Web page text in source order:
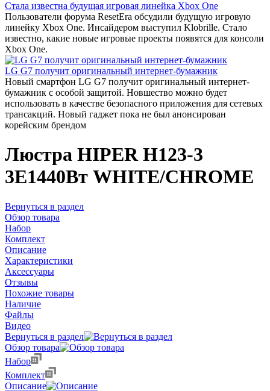
Стала известна будущая игровая линейка Xbox One
Пользователи форума ResetEra обсудили будущую игровую
линейку Xbox One. Инсайдером выступил Klobrille. Стало
известно, какие новые игровые проекты появятся для консоли
Xbox One.
LG G7 получит оригинальный интернет-бумажник
Новый смартфон LG G7 получит оригинальный интернет-
бумажник с особой защитой. Новшество можно будет
использовать в качестве безопасного приложения для сетевых
трансакций. Новый гаджет пока не был анонсирован
корейским брендом
Люстра HIPER H123-3
3E1440Вт WHITE/CHROME
Вернуться в раздел
Обзор товара
Набор
Комплект
Описание
Характеристики
Аксессуары
Отзывы
Похожие товары
Наличие
Файлы
Видео
Вернуться в раздел
Обзор товара
Набор
Комплект
Описание